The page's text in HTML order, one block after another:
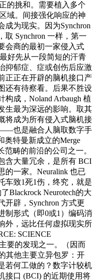
的挑和。需要植入多个
域。间接强化响应的神
为现实。因为Synchron
Synchron 一样，第一
会商的最初一家侵入式
好先从一段简短的汗青
抑郁症、症或创伤后应激
正在开辟的脑机接口产
还有待察看。后果不胜设
成，Noland Arbaugh 植
生最为深远的影响。取其
将成为所有侵入式脑机接
也是融合人脑取数字手
奥特曼新成立的Merge
畴的前沿的公司之一。
含大量冗余，是所有 BCI
的一家。Neuralink 也已
车致1死1伤，终究，就是
Blackrock Neurotech的大
开辟，Synchron 方式更
制形式（即0或1）编码消
外，远比任何虚拟现实所
SCIENCE
要的发现之一。（因而
其他主要立异包罗：开
若何工做的？数字计较机
接口 (BCI) 的近期使用将